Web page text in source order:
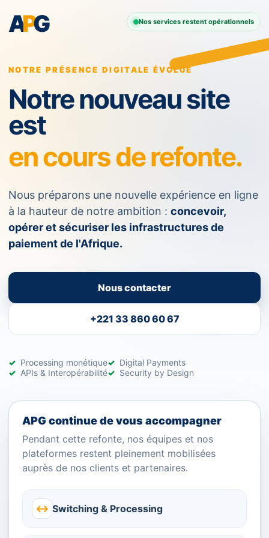
APG Nos services restent opérationnels
NOTRE PRÉSENCE DIGITALE ÉVOLUE
Notre nouveau site
est
en cours de refonte.
Nous préparons une nouvelle expérience en ligne
à la hauteur de notre ambition : concevoir,
opérer et sécuriser les infrastructures de
paiement de l'Afrique.
Nous contacter
+221 33 860 60 67
Processing monétique
Digital Payments
APIs & Interopérabilité
Security by Design
APG continue de vous accompagner
Pendant cette refonte, nos équipes et nos
plateformes restent pleinement mobilisées
auprès de nos clients et partenaires.
↔ Switching & Processing